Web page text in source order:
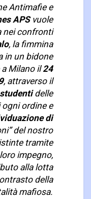
Antimafie e
APSvuole
nei confronti
, lafimmina
in un bidone
Milano il24
, attraverso il
delle
ordine e
di
del nostro
tramite
impegno,
alla lotta
della
mafiosa.